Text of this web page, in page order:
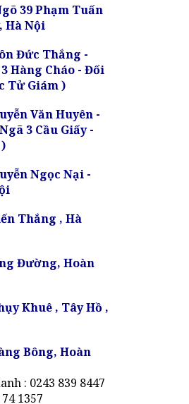
39 Phạm Tuấn
Hà Nội
Đức Thắng -
Hàng Cháo - Đối
Tử Giám )
Văn Huyên -
3 Cầu Giấy -
Ngọc Nại -
Thắng , Hà
Đường, Hoàn
Khuê , Tây Hồ ,
Bông, Hoàn
: 0243 839 8447
1357